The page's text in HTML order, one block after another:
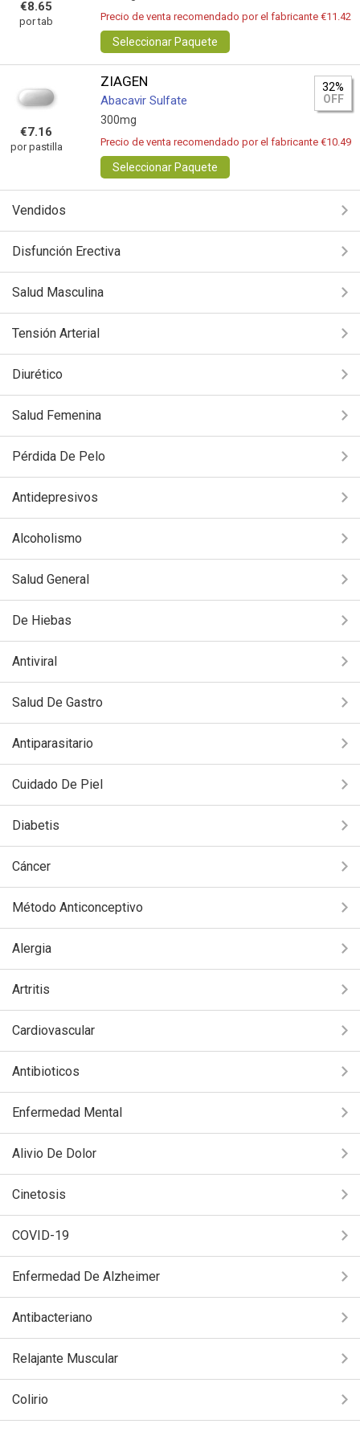
€8.65
por tab Precio de venta recomendado por el fabricante €11.42
Seleccionar Paquete
€7.16
por pastilla
ZIAGEN
Abacavir Sulfate
300mg
32%
OFF
Precio de venta recomendado por el fabricante €10.49
Seleccionar Paquete
Vendidos
Disfunción Erectiva
Salud Masculina
Tensión Arterial
Diurético
Salud Femenina
Pérdida De Pelo
Antidepresivos
Alcoholismo
Salud General
De Hiebas
Antiviral
Salud De Gastro
Antiparasitario
Cuidado De Piel
Diabetis
Cáncer
Método Anticonceptivo
Alergia
Artritis
Cardiovascular
Antibioticos
Enfermedad Mental
Alivio De Dolor
Cinetosis
COVID-19
Enfermedad De Alzheimer
Antibacteriano
Relajante Muscular
Colirio